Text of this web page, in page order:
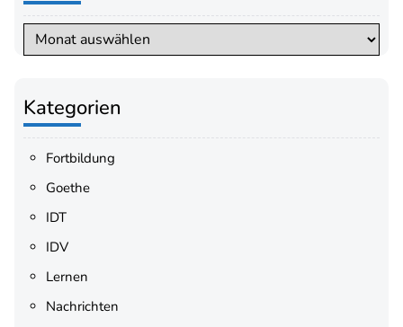
Archiv
Kategorien
Fortbildung
Goethe
IDT
IDV
Lernen
Nachrichten